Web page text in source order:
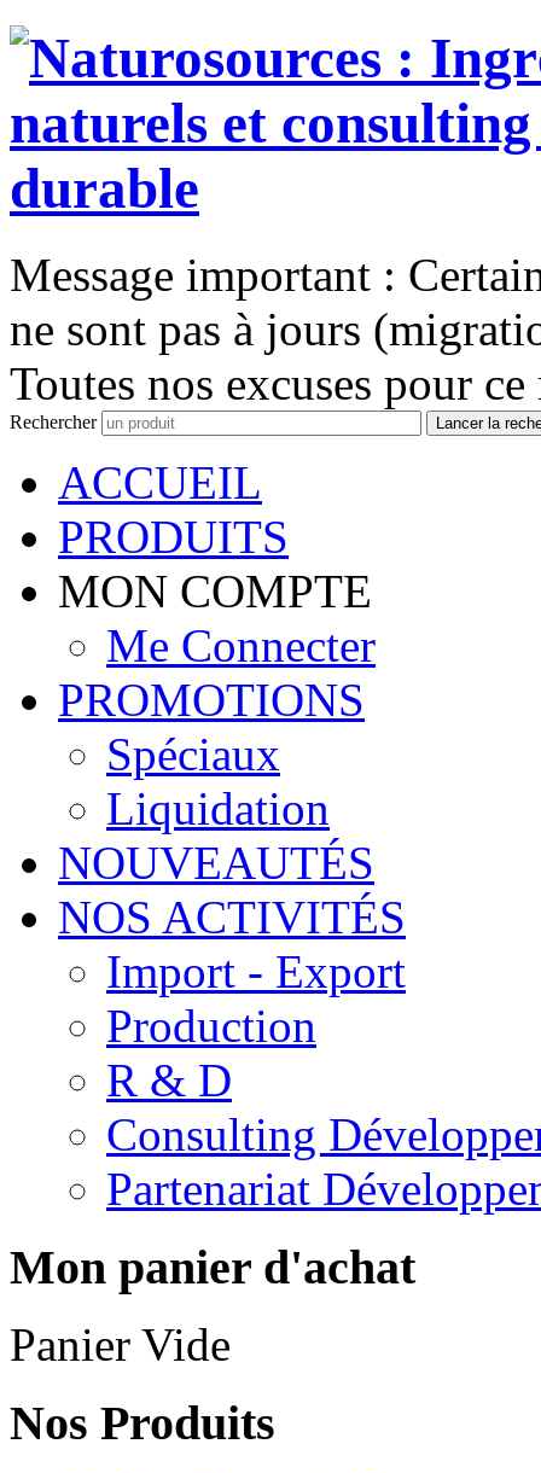
Message important :
ne sont pas à jours
Toutes nos excuses pour ce
Rechercher Lancer la
ACCUEIL
PRODUITS
MON COMPTE
Me Connecter
PROMOTIONS
Spéciaux
Liquidation
NOUVEAUTÉS
NOS ACTIVITÉS
Import - Export
Production
R & D
Consulting
Partenariat
Mon panier d'achat
Panier Vide
Nos Produits